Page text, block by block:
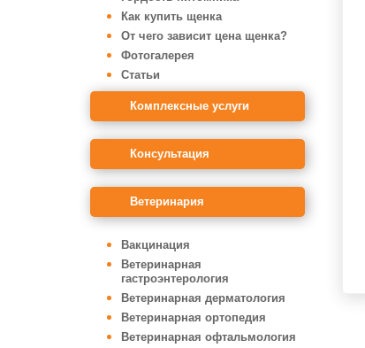
Как купить щенка
От чего зависит цена щенка?
Фотогалерея
Статьи
Комплексные услуги
Консультация
Ветеринария
Вакцинация
Ветеринарная
гастроэнтерология
Ветеринарная дерматология
Ветеринарная ортопедия
Ветеринарная офтальмология